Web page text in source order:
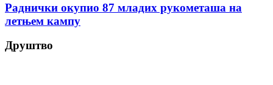
Раднички окупио 87 младих рукометаша на
летњем кампу
Друштво